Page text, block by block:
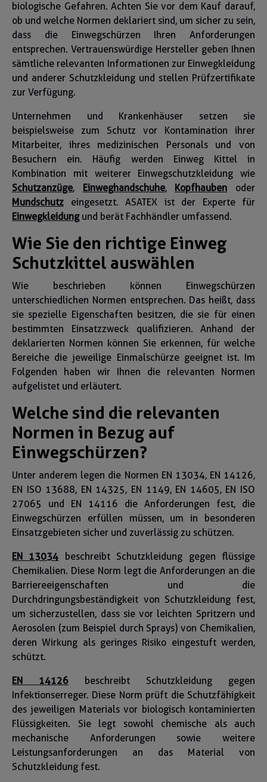
biologische Gefahren. Achten Sie vor dem Kauf darauf,
ob und welche Normen deklariert sind, um sicher zu sein,
dass die Einwegschürzen Ihren Anforderungen
entsprechen. Vertrauenswürdige Hersteller geben Ihnen
sämtliche relevanten Informationen zur Einwegkleidung
und anderer Schutzkleidung und stellen Prüfzertifikate
zur Verfügung.
Unternehmen und Krankenhäuser setzen sie
beispielsweise zum Schutz vor Kontamination ihrer
Mitarbeiter, ihres medizinischen Personals und von
Besuchern ein. Häufig werden Einweg Kittel in
Kombination mit weiterer Einwegschutzkleidung wie
Schutzanzüge, Einweghandschuhe, Kopfhauben oder
Mundschutz eingesetzt. ASATEX ist der Experte für
Einwegkleidungund berät Fachhändler umfassend.
Wie Sie den richtige Einweg
Schutzkittel auswählen
Wie beschrieben können Einwegschürzen
unterschiedlichen Normen entsprechen. Das heißt, dass
sie spezielle Eigenschaften besitzen, die sie für einen
bestimmten Einsatzzweck qualifizieren. Anhand der
deklarierten Normen können Sie erkennen, für welche
Bereiche die jeweilige Einmalschürze geeignet ist. Im
Folgenden haben wir Ihnen die relevanten Normen
aufgelistet und erläutert.
Welche sind die relevanten
Normen in Bezug auf
Einwegschürzen?
Unter anderem legen die Normen EN 13034, EN 14126,
EN ISO 13688, EN 14325, EN 1149, EN 14605, EN ISO
27065 und EN 14116 die Anforderungen fest, die
Einwegschürzen erfüllen müssen, um in besonderen
Einsatzgebieten sicher und zuverlässig zu schützen.
EN 13034 beschreibt Schutzkleidung gegen flüssige
Chemikalien. Diese Norm legt die Anforderungen an die
Barriereeigenschaften und die
Durchdringungsbeständigkeit von Schutzkleidung fest,
um sicherzustellen, dass sie vor leichten Spritzern und
Aerosolen (zum Beispiel durch Sprays) von Chemikalien,
deren Wirkung als geringes Risiko eingestuft werden,
schützt.
EN 14126 beschreibt Schutzkleidung gegen
Infektionserreger. Diese Norm prüft die Schutzfähigkeit
des jeweiligen Materials vor biologisch kontaminierten
Flüssigkeiten. Sie legt sowohl chemische als auch
mechanische Anforderungen sowie weitere
Leistungsanforderungen an das Material von
Schutzkleidung fest.